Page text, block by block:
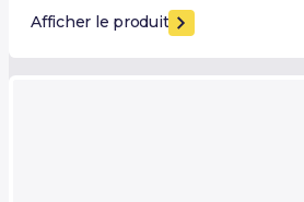
Afficher le produit